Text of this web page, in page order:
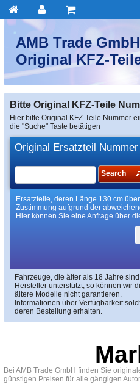
My account zur Kasse
AMB Trade
Original KFZ-
Bitte Original KFZ-Teile
Hier bitte Original KFZ-Teile Nummer
die "Suche" Taste betätigen
Original Ersatzteil Nummer
Search
Ersatzteile, deren Länge 130 cm
Zustimmung aufgrund der
Hier können Sie eine Anfrage über
Fahrzeuge, die älter als 18 Jahre
Hersteller unterstützt, so können wir
ältere Modelle nicht garantieren.
Informationen über Verfügbarkeit
deren Bestellung erhalten.
Bei AMB Trade GmbH finden Sie
günstigen Preisen für alle gängigen